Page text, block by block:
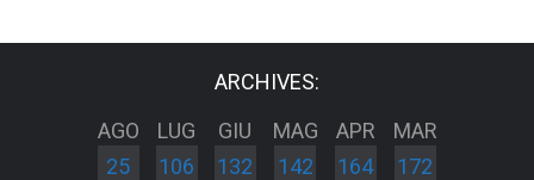
ARCHIVES:
AGO
25
LUG
106
GIU
132
MAG
142
APR
164
MAR
172